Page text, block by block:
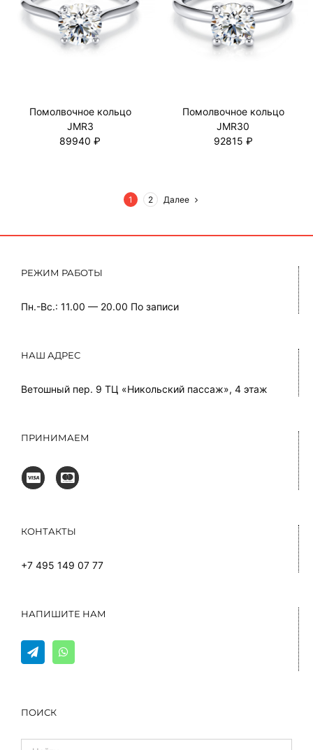
Помолвочное кольцо
JMR3
89940 ₽
Помолвочное кольцо
JMR30
92815 ₽
1 2 Далее
РЕЖИМ РАБОТЫ
Пн.-Вс.: 11.00 — 20.00 По записи
НАШ АДРЕС
Ветошный пер. 9 ТЦ «Никольский пассаж», 4 этаж
ПРИНИМАЕМ
КОНТАКТЫ
+7 495 149 07 77
НАПИШИТЕ НАМ
ПОИСК